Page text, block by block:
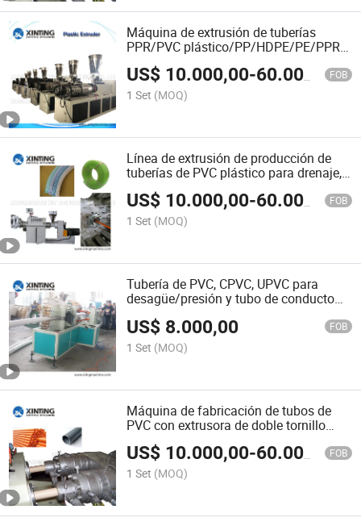
Máquina de extrusión de tuberías
PPR/PVC plástico/PP/HDPE/PE/PPR
máquina de extrusión de
tuberías/fabricación de tuberías de
PVC Línea de producción de extrusión
de la máquina / tubería
US$ 10.000,00-60.000,00 FOB
1 Set (MOQ)
Línea de extrusión de producción de
tuberías de PVC plástico para drenaje,
alcantarillado, suministro de agua y
conductos eléctricos
US$ 10.000,00-60.000,00 FOB
1 Set (MOQ)
Tubería de PVC, CPVC, UPVC para
desagüe/presión y tubo de conducto
(extrusora y enrollado)
US$ 8.000,00 FOB
1 Set (MOQ)
Máquina de fabricación de tubos de
PVC con extrusora de doble tornillo
para diámetro 16-63mm
US$ 10.000,00-60.000,00 FOB
1 Set (MOQ)